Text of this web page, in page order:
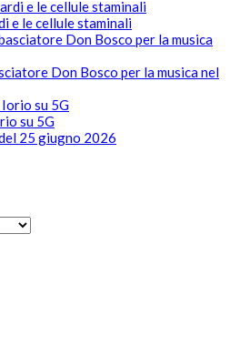
e le cellule staminali
Don Bosco per la musica nel
su 5G
25 giugno 2026